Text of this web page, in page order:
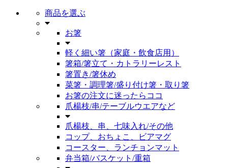
商品を選ぶ
お箸
軽く細い箸（家庭・飲食店用）
箸箱/箸立て・カトラリーレスト
箸置き/箸休め
菜箸・調理箸/盛り付け箸・取り箸
お箸の注文に迷ったらココ
爪楊枝/串/テーブルウエアなど
爪楊枝、串、七味入れ/その他
コップ、おちょこ、ビアマグ
コースター、ランチョンマット
弁当箱/バスケット/重箱